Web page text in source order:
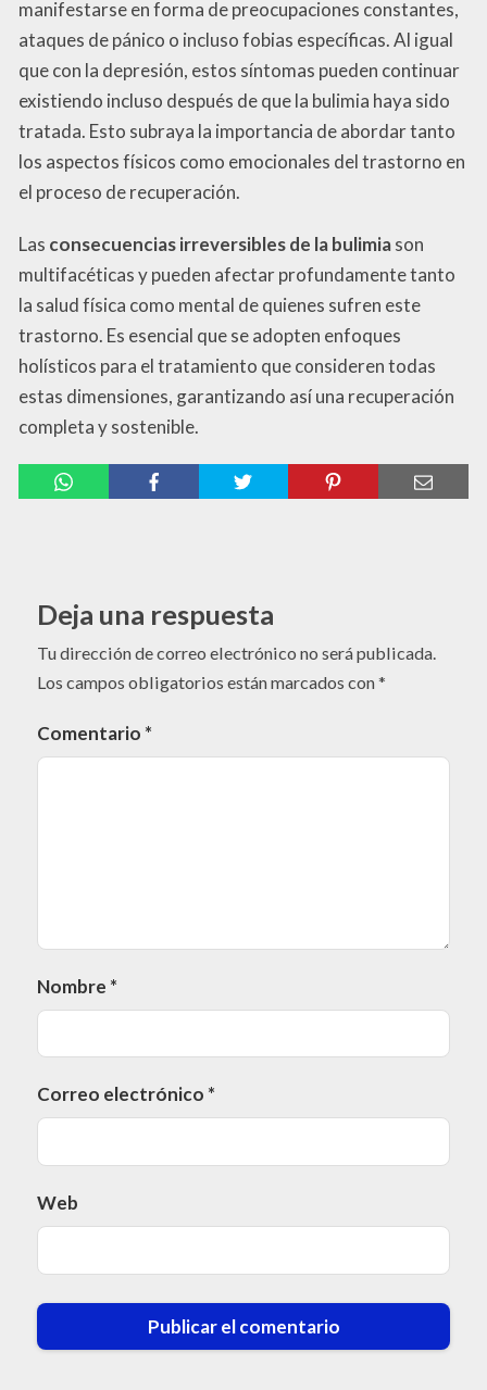
manifestarse en forma de preocupaciones constantes,
ataques de pánico o incluso fobias específicas. Al igual
que con la depresión, estos síntomas pueden continuar
existiendo incluso después de que la bulimia haya sido
tratada. Esto subraya la importancia de abordar tanto
los aspectos físicos como emocionales del trastorno en
el proceso de recuperación.
Las consecuencias irreversibles de la bulimiason
multifacéticas y pueden afectar profundamente tanto
la salud física como mental de quienes sufren este
trastorno. Es esencial que se adopten enfoques
holísticos para el tratamiento que consideren todas
estas dimensiones, garantizando así una recuperación
completa y sostenible.
Deja una respuesta
Tu dirección de correo electrónico no será publicada.
Los campos obligatorios están marcados con*
Comentario *
Nombre *
Correo electrónico *
Web